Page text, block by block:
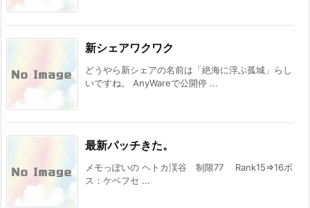
新シェアワクワク
どうやら新シェアの名前は「絶海に浮ぶ孤城」らし
いですね。 AnyWareで公開停 ...
最新パッチきた。
メモっぽいの ヘトカ渓谷 制限77 Rank15⇒16ボ
ス：ケベフセ ...